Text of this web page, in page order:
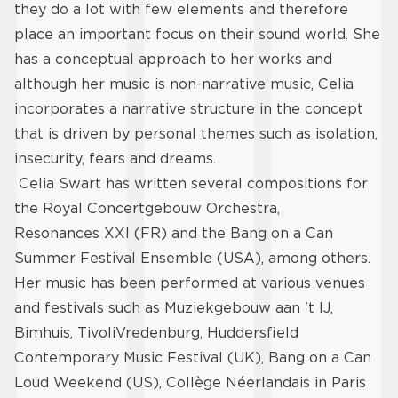
they do a lot with few elements and therefore
place an important focus on their sound world. She
has a conceptual approach to her works and
although her music is non-narrative music, Celia
incorporates a narrative structure in the concept
that is driven by personal themes such as isolation,
insecurity, fears and dreams.
Celia Swart has written several compositions for
the Royal Concertgebouw Orchestra,
Resonances XXI (FR) and the Bang on a Can
Summer Festival Ensemble (USA), among others.
Her music has been performed at various venues
and festivals such as Muziekgebouw aan 't IJ,
Bimhuis, TivoliVredenburg, Huddersfield
Contemporary Music Festival (UK), Bang on a Can
Loud Weekend (US), Collège Néerlandais in Paris